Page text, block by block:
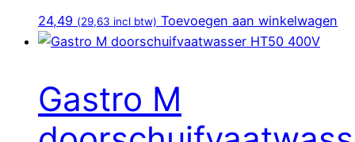
24,49 (29,63 incl btw) Toevoegen aan winkelwagen
Gastro M